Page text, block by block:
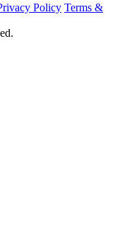
Policy Terms &